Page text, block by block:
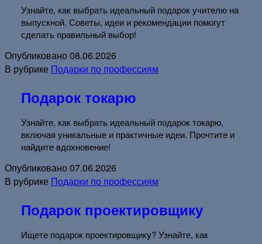
Узнайте, как выбрать идеальный подарок учителю на
выпускной. Советы, идеи и рекомендации помогут
сделать правильный выбор!
Опубликовано08.06.2026
В рубрике Подарки по профессиям
Подарок токарю
Узнайте, как выбрать идеальный подарок токарю,
включая уникальные и практичные идеи. Прочтите и
найдите вдохновение!
Опубликовано07.06.2026
В рубрике Подарки по профессиям
Подарок проектировщику
Ищете подарок проектировщику? Узнайте, как